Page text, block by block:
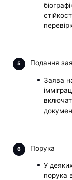
Подання
Заява
Порука
У
порука